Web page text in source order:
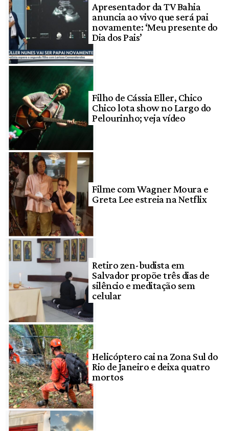
Apresentador da TV Bahia
anuncia ao vivo que será pai
novamente: ‘Meu presente do
Dia dos Pais’
Filho de Cássia Eller, Chico
Chico lota show no Largo do
Pelourinho; veja vídeo
Filme com Wagner Moura e
Greta Lee estreia na Netflix
Retiro zen-budista em
Salvador propõe três dias de
silêncio e meditação sem
celular
Helicóptero cai na Zona Sul do
Rio de Janeiro e deixa quatro
mortos